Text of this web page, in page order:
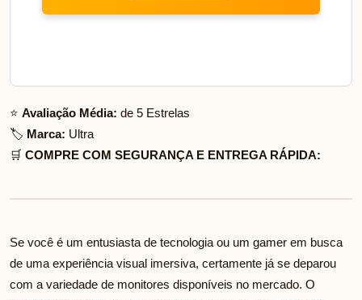
⭐ Avaliação Média: de 5 Estrelas
🏷️ Marca: Ultra
🛒 COMPRE COM SEGURANÇA E ENTREGA RÁPIDA:
Se você é um entusiasta de tecnologia ou um gamer em busca
de uma experiência visual imersiva, certamente já se deparou
com a variedade de monitores disponíveis no mercado. O